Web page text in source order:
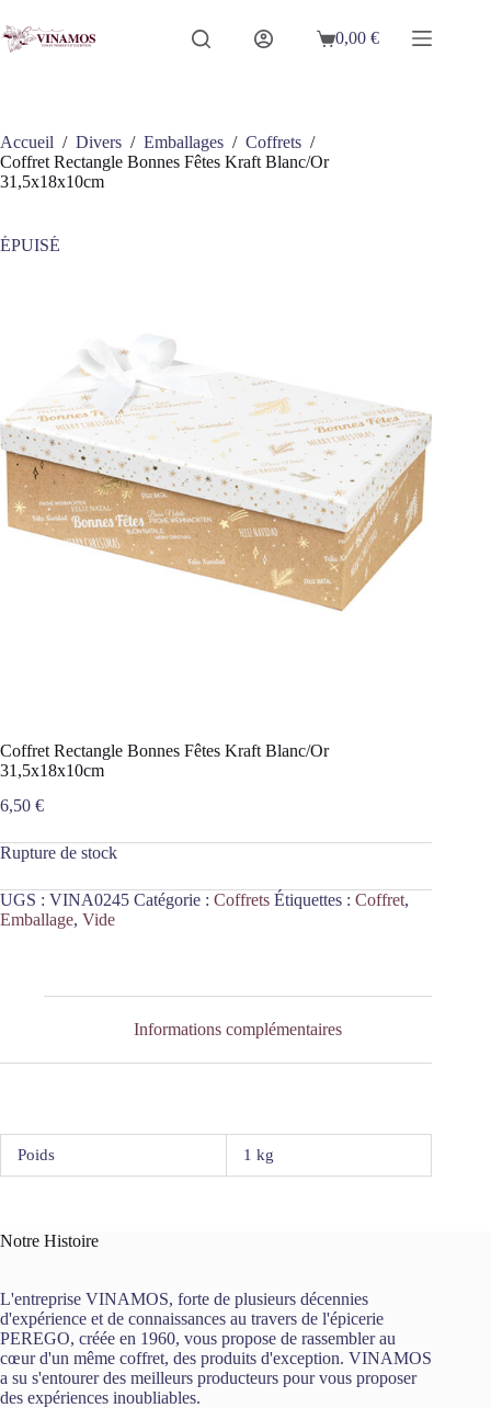
au
contenu
Panier
0,00€
Accueil / Divers / Emballages / Coffrets /
Coffret Rectangle Bonnes Fêtes Kraft Blanc/Or
31,5x18x10cm
ÉPUISÉ
Coffret Rectangle Bonnes Fêtes Kraft Blanc/Or
31,5x18x10cm
6,50 €
Rupture de stock
UGS : VINA0245 Catégorie : Coffrets Étiquettes : Coffret,
Emballage, Vide
Informations complémentaires
Poids 1 kg
Notre Histoire
L'entreprise VINAMOS, forte de plusieurs décennies
d'expérience et de connaissances au travers de l'épicerie
PEREGO, créée en 1960, vous propose de rassembler au
cœur d'un même coffret, des produits d'exception. VINAMOS
a su s'entourer des meilleurs producteurs pour vous proposer
des expériences inoubliables.